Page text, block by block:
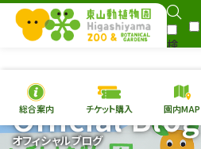
検
総合案内 チケット購入 園内MAP
オフィシャルブログ
Official Blog